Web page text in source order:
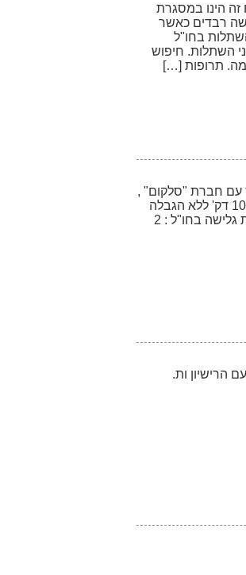
זה הינו במסגרת
רבדים כאשר
בחו"ל
השתלות. חיפוש
תרופות […]
עם חברת "סלקום" ,
להלן עיקרי ההסכם : ממעטי דיבור ללא הגבלה 15 ₪ /ח 33 ₪/ח 100 דק' ללא הגבלה
שיחות 100 דק' ללא הגבלה הודעות 150 מ"ב 15 גיגה גלישה חבילות גלישה בחו"ל : 2
הרישיון ות.